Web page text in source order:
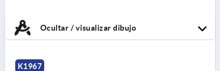
Ocultar / visualizar dibujo
K1967